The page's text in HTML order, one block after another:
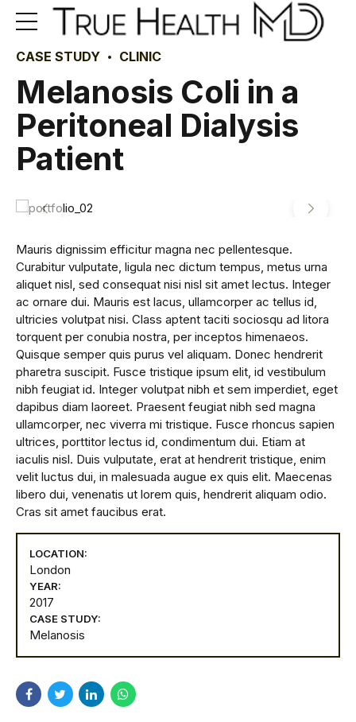
CASE STUDY CLINIC
Melanosis Coli in a
Peritoneal Dialysis
Patient
Mauris dignissim efficitur magna nec pellentesque.
Curabitur vulputate, ligula nec dictum tempus, metus urna
aliquet nisl, sed consequat nisi nisl sit amet lectus. Integer
ac ornare dui. Mauris est lacus, ullamcorper ac tellus id,
ultricies volutpat nisi. Class aptent taciti sociosqu ad litora
torquent per conubia nostra, per inceptos himenaeos.
Quisque semper quis purus vel aliquam. Donec hendrerit
pharetra suscipit. Fusce tristique ipsum elit, id vestibulum
nibh feugiat id. Integer volutpat nibh et sem imperdiet, eget
dapibus diam laoreet. Praesent feugiat nibh sed magna
ullamcorper, nec viverra mi tristique. Fusce rhoncus sapien
ultrices, porttitor lectus id, condimentum dui. Etiam at
iaculis nisl. Duis vulputate, erat at hendrerit tristique, enim
velit luctus dui, in malesuada augue ex quis elit. Maecenas
libero dui, venenatis ut lorem quis, hendrerit aliquam odio.
Cras sit amet faucibus erat.
LOCATION:
London
YEAR:
2017
CASE STUDY:
Melanosis